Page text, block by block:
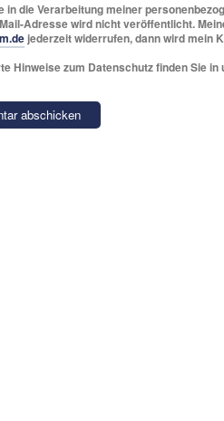
in die Verarbeitung meiner
Adresse wird nicht veröffentlicht.
jederzeit widerrufen, dann wird mein
Hinweise zum Datenschutz finden Sie in